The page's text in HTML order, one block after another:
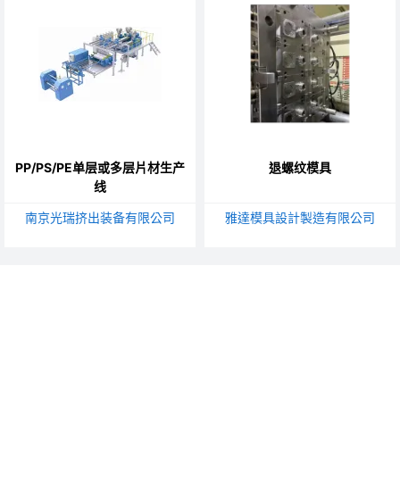
PP/PS/PE单层或多层片材生产
线
南京光瑞挤出装备有限公司
退螺纹模具
雅達模具設計製造有限公司